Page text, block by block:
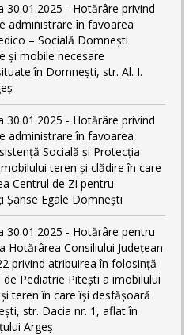
30.01.2025 - Hotărâre privind
administrare în favoarea
– Socială Domnești
și mobile necesare
în Domnești, str. Al. I.
30.01.2025 - Hotărâre privind
administrare în favoarea
Socială și Protecția
teren și clădire în care
Centrul de Zi pentru
Șanse Egale Domnești
30.01.2025 - Hotărâre pentru
Hotărârea Consiliului Județean
privind atribuirea în folosință
Pediatrie Pitești a imobilului
teren în care își desfășoară
str. Dacia nr. 1, aflat în
Argeș